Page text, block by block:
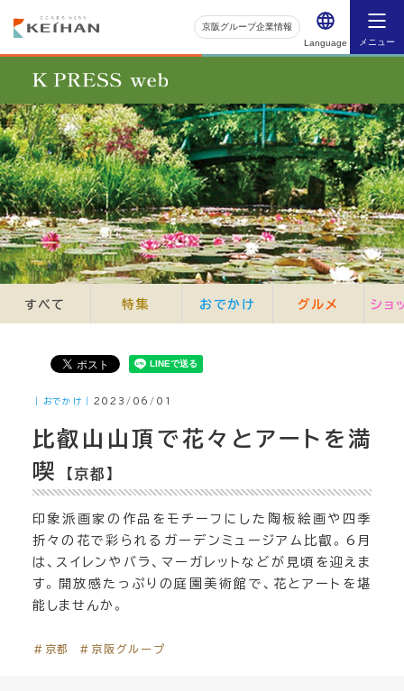
Language メニュー
京阪グループ企業情報
すべて 特集 おでかけ グルメ ショ
｜おでかけ｜ 2023/06/01
比叡山山頂で花々とアートを満
喫
【京都】
印象派画家の作品をモチーフにした陶板絵画や四季
折々の花で彩られるガーデンミュージアム比叡。6月
は、スイレンやバラ、マーガレットなどが見頃を迎えま
す。開放感たっぷりの庭園美術館で、花とアートを堪
能しませんか。
＃京都 ＃京阪グループ